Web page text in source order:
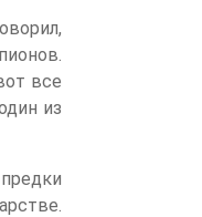
все
из